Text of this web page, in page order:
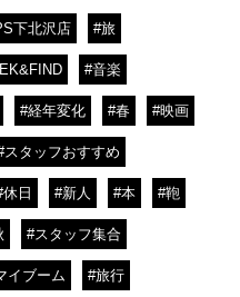
下北沢店 #旅
#音楽
#経年変化 #春 #映画
スタッフおすすめ
休日 #新人 #本 #鞄
#スタッフ集合
イブーム #旅行